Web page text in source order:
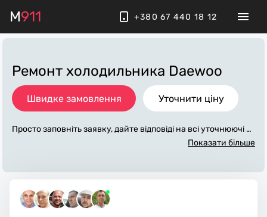
M911 +380 67 440 18 12
Ремонт холодильника Daewoo
Швидке замовлення Уточнити ціну
Просто заповніть заявку, дайте відповіді на всі уточнюючі за
питання по «ремонт холодильника daewoo». Ми зв'яжемос
конавці стежать за чистотою та прибирають робоче місце.
Показати більше